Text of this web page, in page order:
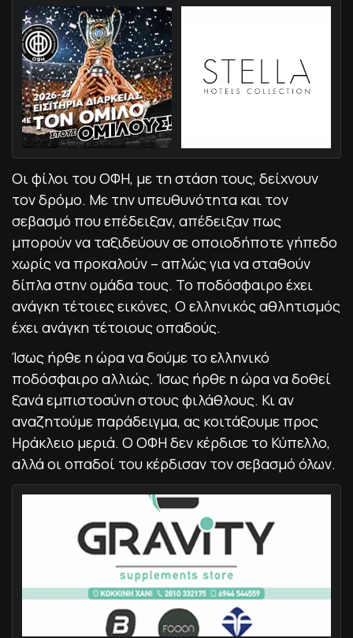
Οι φίλοι του ΟΦΗ, με τη στάση τους, δείχνουν
τον δρόμο. Με την υπευθυνότητα και τον
σεβασμό που επέδειξαν, απέδειξαν πως
μπορούν να ταξιδεύουν σε οποιοδήποτε γήπεδο
χωρίς να προκαλούν – απλώς για να σταθούν
δίπλα στην ομάδα τους. Το ποδόσφαιρο έχει
ανάγκη τέτοιες εικόνες. Ο ελληνικός αθλητισμός
έχει ανάγκη τέτοιους οπαδούς.
Ίσως ήρθε η ώρα να δούμε το ελληνικό
ποδόσφαιρο αλλιώς. Ίσως ήρθε η ώρα να δοθεί
ξανά εμπιστοσύνη στους φιλάθλους. Κι αν
αναζητούμε παράδειγμα, ας κοιτάξουμε προς
Ηράκλειο μεριά. Ο ΟΦΗ δεν κέρδισε το Κύπελλο,
αλλά οι οπαδοί του κέρδισαν τον σεβασμό όλων.